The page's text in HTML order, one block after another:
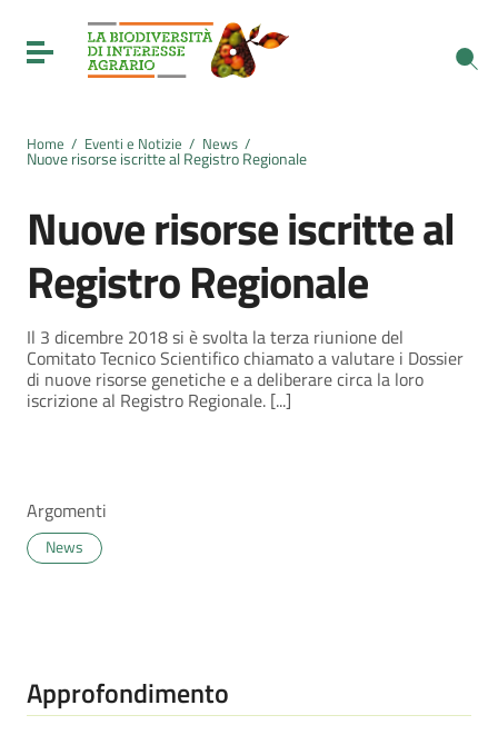
Vai al menu di navigazione
Vai al footer
Toggle navigation
Home / Eventi e Notizie / News /
Nuove risorse iscritte al Registro Regionale
Nuove risorse iscritte al
Registro Regionale
Il 3 dicembre 2018 si è svolta la terza riunione del
Comitato Tecnico Scientifico chiamato a valutare i Dossier
di nuove risorse genetiche e a deliberare circa la loro
iscrizione al Registro Regionale. [...]
Argomenti
News
Approfondimento